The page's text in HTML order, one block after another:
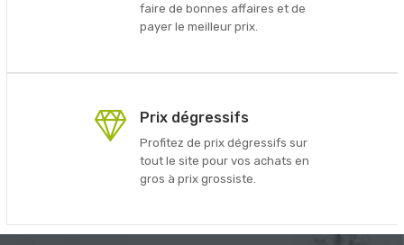
faire de bonnes affaires et de
payer le meilleur prix.
Prix dégressifs
Profitez de prix dégressifs sur
tout le site pour vos achats en
gros à prix grossiste.